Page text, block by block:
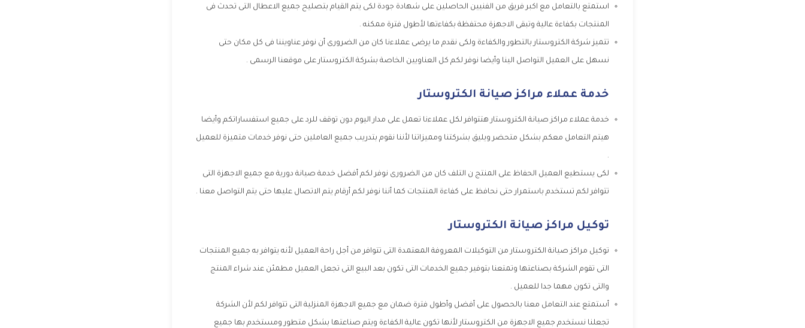
استمتع بالتعامل مع اكبر فريق من الفنيين الحاصلين على شهادة جودة لكى يتم القيام بتصليح جميع الاعطال التى تحدث فى
المنتجات بكفاءة عالية وتبقى الاجهزة محتفظة بكفاءتها لأطول فترة ممكنه .
تتميز شركة الكتروستار بالتطور والكفاءة ولكى نقدم ما يرضى عملاءنا كان من الضرورى أن نوفر عناويننا فى كل مكان حتى
نسهل على العميل التواصل الينا وأيضا نوفر لكم كل العناويين الخاصة بشركة الكتروستار على موقعنا الرسمى .
خدمة عملاء مراكز صيانة الكتروستار
خدمة عملاء مراكز صيانة الكتروستار هتتوافر لكل عملاءنا تعمل على مدار اليوم دون توقف للرد على جميع استفساراتكم وأيضا
هيتم التعامل معكم بشكل متحضر ويليق بشركتنا ومميزاتنا لأننا نقوم بتدريب جميع العاملين حتى نوفر خدمات متميزة للعميل
.
لكى يستطيع العميل الحفاظ على المنتج ن التلف كان من الضرورى نوفر لكم أفضل خدمة صيانة دورية مع جميع الاجهزة التى
تتوافر لكم تستخدم باستمرار حتى نحافظ على كفاءة المنتجات كما أننا نوفر لكم أرقام يتم الاتصال عليها حتى يتم التواصل معنا .
توكيل مراكز صيانة الكتروستار
توكيل مراكز صيانة الكتروستار من التوكيلات المعروفة المعتمدة التى تتوافر من أجل راحة العميل لأنه يتوافر به جميع المنتجات
التى تقوم الشركة بصناعتها وتمتعنا بتوفير جميع الخدمات التى تكون بعد البيع التى تجعل العميل مطمئن عند شراء المنتج
والتى تكون مهما جدا للعميل .
أستمتع عند التعامل معنا بالحصول على أفضل وأطول فترة ضمان مع جميع الاجهزة المنزلية التى تتوافر لكم لأن الشركة
تجعلنا نستخدم جميع الاجهزة من الكتروستار لأنها تكون عالية الكفاءة ويتم صناعتها بشكل متطور ومستخدم بها جميع